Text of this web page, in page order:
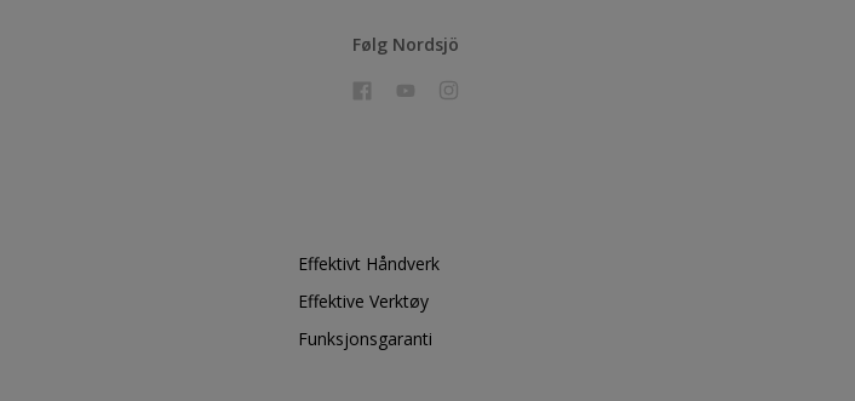
Følg Nordsjö
Effektivt Håndverk
Effektive Verktøy
Funksjonsgaranti